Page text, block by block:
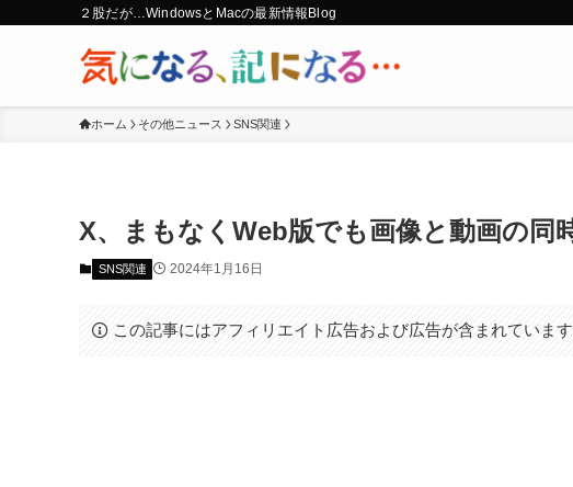
２股だが…WindowsとMacの最新情報Blog
ホーム その他ニュース SNS関連
X、まもなくWeb版でも画像と動画の同
SNS関連 2024年1月16日
この記事にはアフィリエイト広告および広告が含まれています